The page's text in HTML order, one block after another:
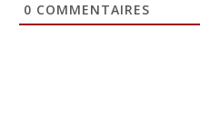
0 COMMENTAIRES